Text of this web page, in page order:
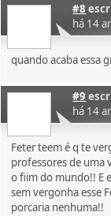
#8
há 14
quando acaba essa
#9
há 14
Feter teem é q te
professores de uma
o fiim do mundo!! E
sem vergonha esse
porcaria nenhuma!!